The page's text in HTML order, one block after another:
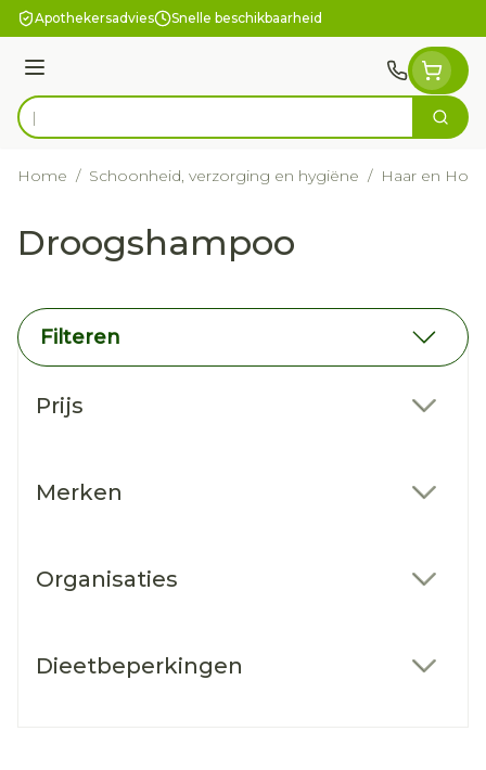
Ga naar de inhoud
Apothekersadvies Snelle beschikbaarheid
Menu
Product, merk, categorie... Zoek
Home / Schoonheid, verzorging en hygiëne / Haar en
Droogshampoo
Filteren
Prijs
Merken
Organisaties
Dieetbeperkingen